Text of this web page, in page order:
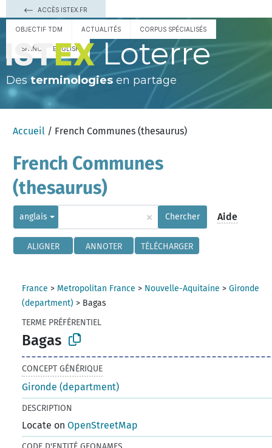
ACCÈS ISTEX.FR
OBJECTIF TDM ACTUALITÉS CORPUS SPÉCIALISÉS
ESPAÑOL ENGLISH Loterre
Des terminologies en partage
Accueil / French Communes (thesaurus)
French Communes
(thesaurus)
anglais × Chercher Aide
ALIGNER ANNOTER TÉLÉCHARGER
France > Metropolitan France > Nouvelle-Aquitaine >Gironde
(department) > Bagas
TERME PRÉFÉRENTIEL
Bagas
CONCEPT GÉNÉRIQUE
Gironde (department)
DESCRIPTION
Locate onOpenStreetMap